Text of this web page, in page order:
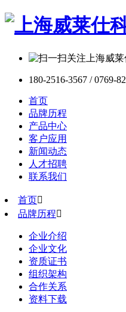
180-2516-3567 / 0769-
首页
品牌历程
产品中心
客户应用
新闻动态
人才招聘
联系我们
首页
品牌历程
企业介绍
企业文化
资质证书
组织架构
合作关系
资料下载